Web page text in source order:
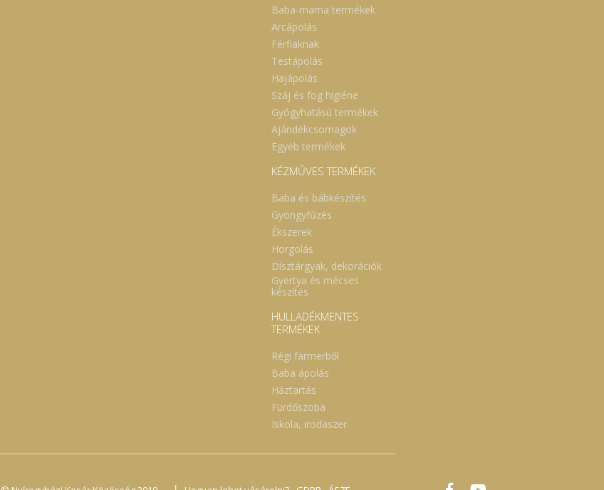
Baba-mama termékek
Arcápolás
Férfiaknak
Testápolás
Hajápolás
Száj és fog higiéne
Gyógyhatású termékek
Ajándékcsomagok
Egyéb termékek
KÉZMŰVES TERMÉKEK
Baba és bábkészítés
Gyöngyfűzés
Ékszerek
Horgolás
Dísztárgyak, dekorációk
Gyertya és mécses
készítés
HULLADÉKMENTES
TERMÉKEK
Régi farmerből
Baba ápolás
Háztartás
Fürdőszoba
Iskola, irodaszer